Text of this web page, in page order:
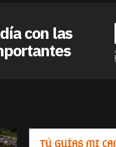
con las